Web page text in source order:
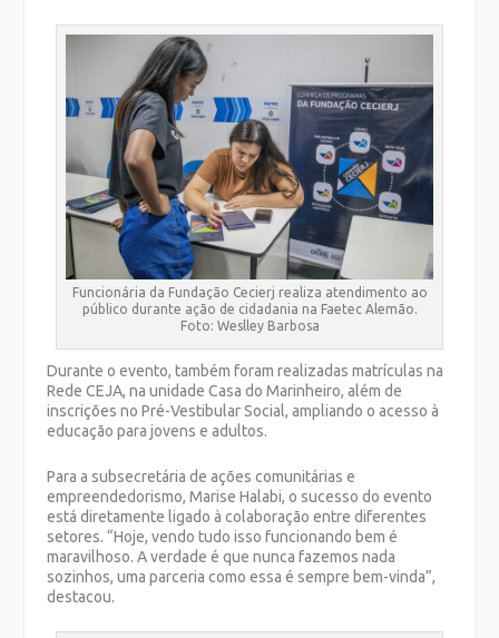
Funcionária da Fundação Cecierj realiza atendimento ao
público durante ação de cidadania na Faetec Alemão.
Foto: Weslley Barbosa
Durante o evento, também foram realizadas matrículas na
Rede CEJA, na unidade Casa do Marinheiro, além de
inscrições no Pré-Vestibular Social, ampliando o acesso à
educação para jovens e adultos.
Para a subsecretária de ações comunitárias e
empreendedorismo, Marise Halabi, o sucesso do evento
está diretamente ligado à colaboração entre diferentes
setores. “Hoje, vendo tudo isso funcionando bem é
maravilhoso. A verdade é que nunca fazemos nada
sozinhos, uma parceria como essa é sempre bem-vinda”,
destacou.